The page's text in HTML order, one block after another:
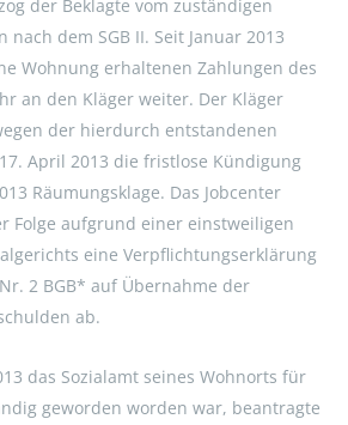
der Beklagte vom zuständigen
nach dem SGB II. Seit Januar 2013
Wohnung erhaltenen Zahlungen des
an den Kläger weiter. Der Kläger
der hierdurch entstandenen
April 2013 die fristlose Kündigung
Räumungsklage. Das Jobcenter
Folge aufgrund einer einstweiligen
eine Verpflichtungserklärung
2 BGB* auf Übernahme der
ab.
das Sozialamt seines Wohnorts für
geworden worden war, beantragte